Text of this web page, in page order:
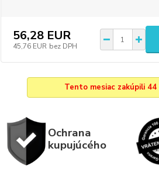
56,28 EUR
45,76 EUR bez DPH
Tento mesiac zakúpili 44
Ochrana
kupujúcého